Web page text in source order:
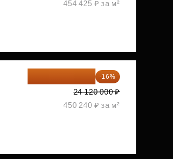
454 425 ₽ за м²
-16%
24 120 000 ₽
450 240 ₽ за м²